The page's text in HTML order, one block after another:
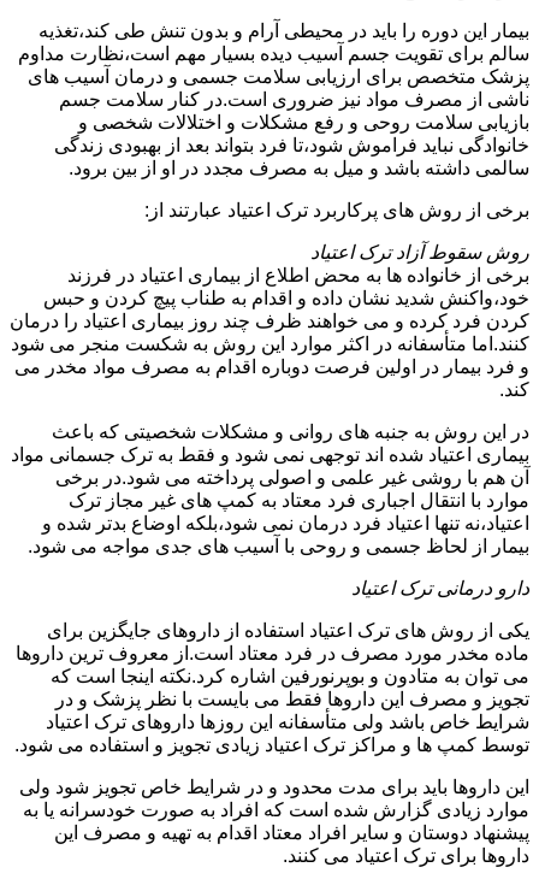
بیمار این دوره را باید در محیطی آرام و بدون تنش طی کند،تغذیه
سالم برای تقویت جسم آسیب دیده بسیار مهم است،نظارت مداوم
پزشک متخصص برای ارزیابی سلامت جسمی و درمان آسیب های
ناشی از مصرف مواد نیز ضروری است.در کنار سلامت جسم
بازیابی سلامت روحی و رفع مشکلات و اختلالات شخصی و
خانوادگی نباید فراموش شود،تا فرد بتواند بعد از بهبودی زندگی
سالمی داشته باشد و میل به مصرف مجدد در او از بین برود.
برخی از روش های پرکاربرد ترک اعتیاد عبارتند از:
روش سقوط آزاد ترک اعتیاد
برخی از خانواده ها به محض اطلاع از بیماری اعتیاد در فرزند
خود،واکنش شدید نشان داده و اقدام به طناب پیچ کردن و حبس
کردن فرد کرده و می خواهند ظرف چند روز بیماری اعتیاد را درمان
کنند.اما متأسفانه در اکثر موارد این روش به شکست منجر می شود
و فرد بیمار در اولین فرصت دوباره اقدام به مصرف مواد مخدر می
کند.
در این روش به جنبه های روانی و مشکلات شخصیتی که باعث
بیماری اعتیاد شده اند توجهی نمی شود و فقط به ترک جسمانی مواد
آن هم با روشی غیر علمی و اصولی پرداخته می شود.در برخی
موارد با انتقال اجباری فرد معتاد به کمپ های غیر مجاز ترک
اعتیاد،نه تنها اعتیاد فرد درمان نمی شود،بلکه اوضاع بدتر شده و
بیمار از لحاظ جسمی و روحی با آسیب های جدی مواجه می شود.
دارو درمانی ترک اعتیاد
یکی از روش های ترک اعتیاد استفاده از داروهای جایگزین برای
ماده مخدر مورد مصرف در فرد معتاد است.از معروف ترین داروها
می توان به متادون و بوپرنورفین اشاره کرد.نکته اینجا است که
تجویز و مصرف این داروها فقط می بایست با نظر پزشک و در
شرایط خاص باشد ولی متأسفانه این روزها داروهای ترک اعتیاد
توسط کمپ ها و مراکز ترک اعتیاد زیادی تجویز و استفاده می شود.
این داروها باید برای مدت محدود و در شرایط خاص تجویز شود ولی
موارد زیادی گزارش شده است که افراد به صورت خودسرانه یا به
پیشنهاد دوستان و سایر افراد معتاد اقدام به تهیه و مصرف این
داروها برای ترک اعتیاد می کنند.